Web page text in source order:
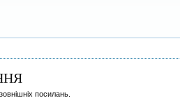
посилань.